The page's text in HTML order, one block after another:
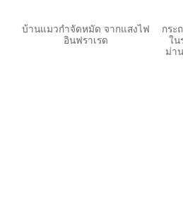
บ้านแมวกำจัดหมัด จากแสงไฟ
อินฟราเรด
กระ
ใน
ม่า